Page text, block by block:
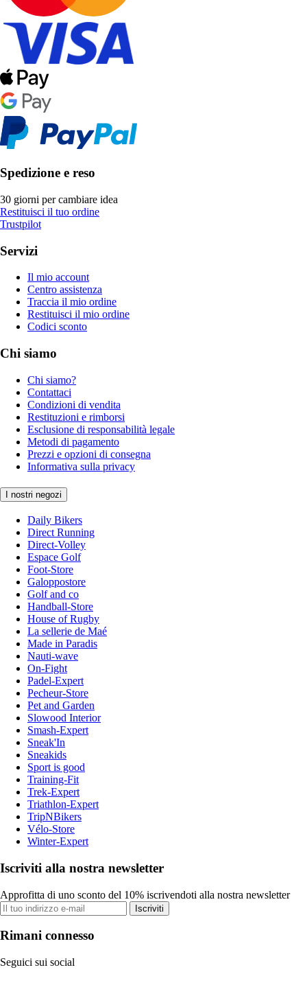
Spedizione e reso
30 giorni per cambiare idea
Restituisci il tuo ordine
Trustpilot
Servizi
Il mio account
Centro assistenza
Traccia il mio ordine
Restituisci il mio ordine
Codici sconto
Chi siamo
Chi siamo?
Contattaci
Condizioni di vendita
Restituzioni e rimborsi
Esclusione di responsabilità legale
Metodi di pagamento
Prezzi e opzioni di consegna
Informativa sulla privacy
I nostri negozi
Daily Bikers
Direct Running
Direct-Volley
Espace Golf
Foot-Store
Galoppostore
Golf and co
Handball-Store
House of Rugby
La sellerie de Maé
Made in Paradis
Nauti-wave
On-Fight
Padel-Expert
Pecheur-Store
Pet and Garden
Slowood Interior
Smash-Expert
Sneak'In
Sneakids
Sport is good
Training-Fit
Trek-Expert
Triathlon-Expert
TripNBikers
Vélo-Store
Winter-Expert
Iscriviti alla nostra newsletter
Approfitta di uno sconto del 10% iscrivendoti alla nostra newsletter
Iscriviti
Rimani connesso
Seguici sui social